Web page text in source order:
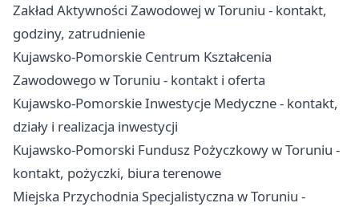
Zakład Aktywności Zawodowej w Toruniu - kontakt,
godziny, zatrudnienie
Kujawsko-Pomorskie Centrum Kształcenia
Zawodowego w Toruniu - kontakt i oferta
Kujawsko-Pomorskie Inwestycje Medyczne - kontakt,
działy i realizacja inwestycji
Kujawsko-Pomorski Fundusz Pożyczkowy w Toruniu -
kontakt, pożyczki, biura terenowe
Miejska Przychodnia Specjalistyczna w Toruniu -